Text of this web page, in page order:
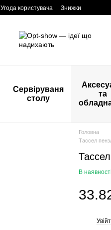
Угода користувача Знижки
Сервіруваня
столу
та
Головна
Тассел
В наявності